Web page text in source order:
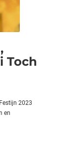
Toch
2023
en